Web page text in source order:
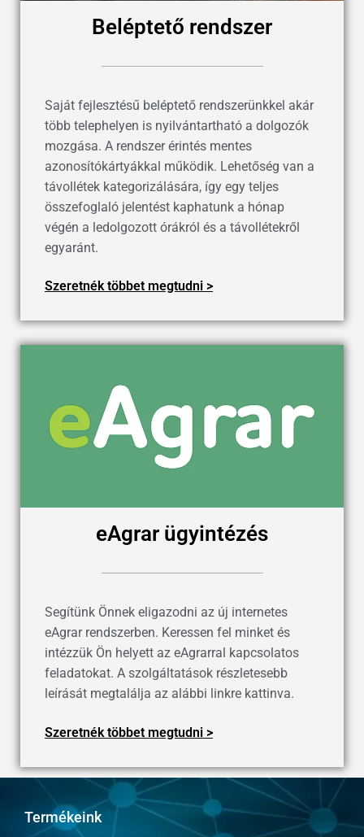
Beléptető rendszer
Saját fejlesztésű beléptető rendszerünkkel akár
több telephelyen is nyilvántartható a dolgozók
mozgása. A rendszer érintés mentes
azonosítókártyákkal működik. Lehetőség van a
távollétek kategorizálására, így egy teljes
összefoglaló jelentést kaphatunk a hónap
végén a ledolgozott órákról és a távollétekről
egyaránt.
Szeretnék többet megtudni >
eAgrar ügyintézés
Segítünk Önnek eligazodni az új internetes
eAgrar rendszerben. Keressen fel minket és
intézzük Ön helyett az eAgrarral kapcsolatos
feladatokat. A szolgáltatások részletesebb
leírását megtalálja az alábbi linkre kattinva.
Szeretnék többet megtudni >
Termékeink